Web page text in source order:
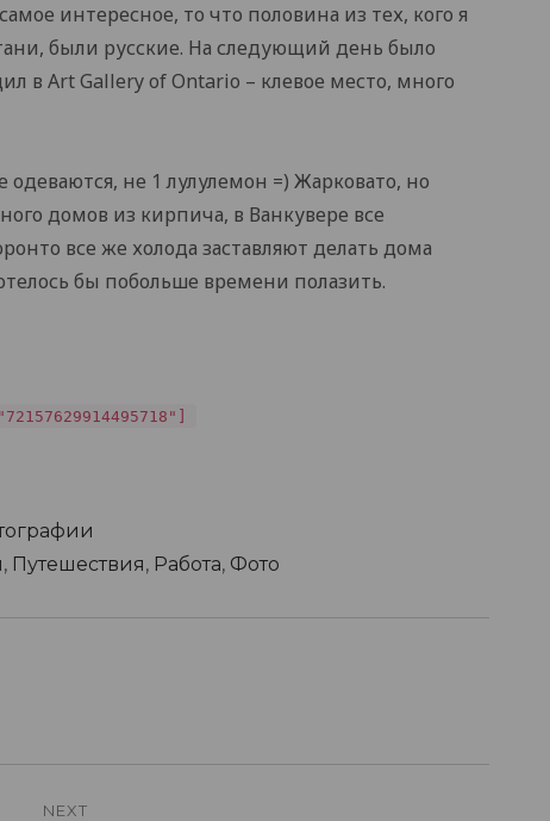
интересное, то что половина из тех, кого я
были русские. На следующий день было
в Art Gallery of Ontario – клевое место, много
не 1 лулулемон =) Жарковато, но
домов из кирпича, в Ванкувере все
все же холода заставляют делать дома
бы побольше времени полазить.
, Путешествия, Работа, Фото
NEXT